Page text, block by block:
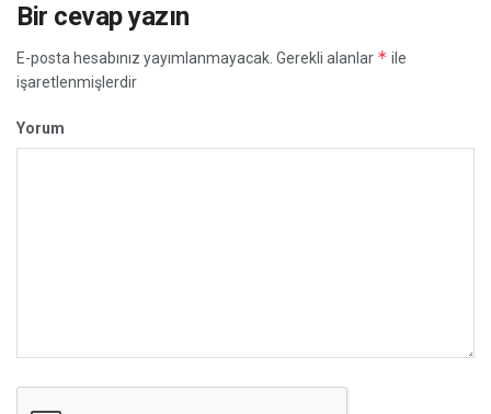
Bir cevap yazın
E-posta hesabınız yayımlanmayacak. Gerekli alanlar * ile
işaretlenmişlerdir
Yorum